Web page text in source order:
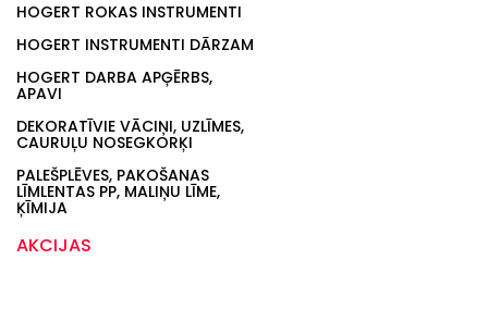
HOGERT ROKAS INSTRUMENTI
HOGERT INSTRUMENTI DĀRZAM
HOGERT DARBA APĢĒRBS,
APAVI
DEKORATĪVIE VĀCIŅI, UZLĪMES,
CAURUĻU NOSEGKORĶI
PALEŠPLĒVES, PAKOŠANAS
LĪMLENTAS PP, MALIŅU LĪME,
ĶĪMIJA
AKCIJAS